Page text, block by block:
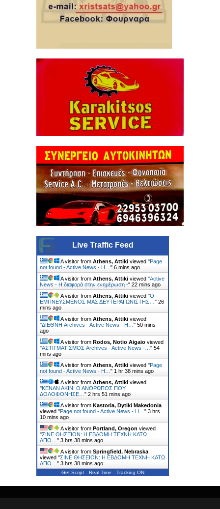
Live Traffic Feed
A visitor from Athens, Attiki viewed "Page
not found - Active News - Η… " 6 mins ago
A visitor from Athens, Attiki viewed "Active
News - Η διαφορά στην ενημέρωση -" 22 mins ago
A visitor from Athens, Attiki viewed "Ο
ΕΜΠΝΕΥΣΜΕΝΟΣ ΜΑΣ ΔΕΥΤΕΡΑΓΩΝΙΣΤΗΣ… " 26
mins ago
A visitor from Athens, Attiki viewed
"ΔΙΕΘΝΗ Archives - Active News - Η… " 50 mins
ago
A visitor from Rodos, Notio Aigaio viewed
"ΑΣΤΙΓΜΑΤΙΣΜΟΣ Archives - Active News -… " 54
mins ago
A visitor from Athens, Attiki viewed "Page
not found - Active News - Η… " 1 hr 38 mins ago
A visitor from Athens, Attiki viewed
"ΚΕΝΑΝ ΑΚΙΝ: Ο ΑΝΘΡΩΠΟΣ ΠΟΥ
ΔΟΛΟΦΟΝΗΣΕ… " 2 hrs 51 mins ago
A visitor from Kastoria, Dytiki Makedonia
viewed "Page not found - Active News - Η… " 3 hrs
10 mins ago
A visitor from Portland, Oregon viewed
"ΣΙΝΕ ΘΗΣΕΙΟΝ: Η ΕΒΔΟΜΗ ΤΕΧΝΗ ΚΑΤΩ
ΑΠΟ… " 3 hrs 38 mins ago
A visitor from Springfield, Nebraska
viewed "ΣΙΝΕ ΘΗΣΕΙΟΝ: Η ΕΒΔΟΜΗ ΤΕΧΝΗ ΚΑΤΩ
ΑΠΟ… " 3 hrs 38 mins ago
Get Script Real Time Tracking ON